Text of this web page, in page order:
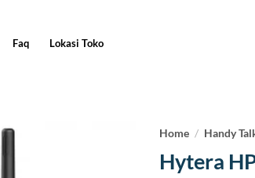
Faq Lokasi Toko
Home / Handy
Hytera